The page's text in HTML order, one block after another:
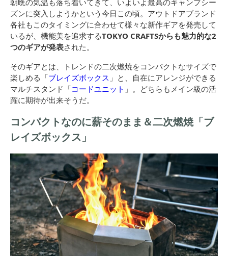
朝晩の気温も落ち着いてきて、いよいよ最高のキャンプシー
ズンに突入しようかという今日この頃。アウトドアブランド
各社もこのタイミングに合わせて様々な新作ギアを発売して
いるが、機能美を追求するTOKYO CRAFTSからも魅力的な2
つのギアが発表された。
そのギアとは、トレンドの二次燃焼をコンパクトなサイズで
楽しめる「ブレイズボックス 」と、自在にアレンジができる
マルチスタンド「コードユニット 」。どちらもメイン級の活
躍に期待が出来そうだ。
コンパクトなのに薪そのまま＆二次燃焼「ブ
レイズボックス」